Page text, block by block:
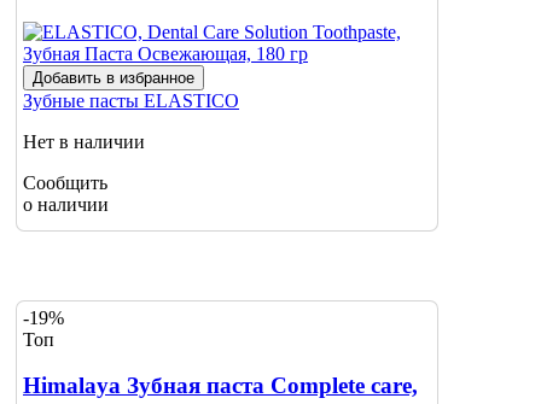
Добавить в избранное
Зубные пасты ELASTICO
Нет в наличии
Сообщить
о наличии
-19%
Топ
Himalaya Зубная паста Complete care,